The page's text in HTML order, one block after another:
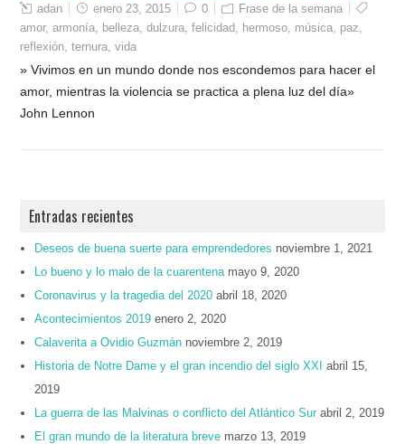
adan enero 23, 2015 0
Frase de la semana
amor,armonía belleza ,dulzura ,felicidad hermoso música paz
reflexión ,ternura ,vida
» Vivimos en un mundo donde nos escondemos para hacer el
amor, mientras la violencia se practica a plena luz del día»
John Lennon
Entradas recientes
Deseos de buena suerte para emprendedores noviembre 1, 2021
Lo bueno y lo malo de la cuarentena mayo 9, 2020
Coronavirus y la tragedia del 2020 abril 18, 2020
Acontecimientos 2019 enero 2, 2020
Calaverita a Ovidio Guzmán noviembre 2, 2019
Historia de Notre Dame y el gran incendio del siglo XXI
abril 15,
2019
La guerra de las Malvinas o conflicto del Atlántico Sur abril 2, 2019
El gran mundo de la literatura breve marzo 13, 2019